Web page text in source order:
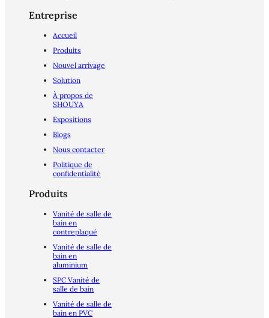
Entreprise
Accueil
Produits
Nouvel arrivage
Solution
À propos de
SHOUYA
Expositions
Blogs
Nous contacter
Politique de
confidentialité
Produits
Vanité de salle de
bain en
contreplaqué
Vanité de salle de
bain en
aluminium
SPC Vanité de
salle de bain
Vanité de salle de
bain en PVC